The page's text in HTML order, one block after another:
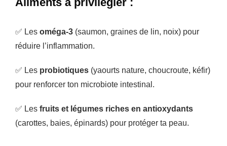
✅ Les oméga-3 (saumon, graines de lin, noix) pour
réduire l’inflammation.
✅ Les probiotiques (yaourts nature, choucroute, kéfir)
pour renforcer ton microbiote intestinal.
✅ Les fruits et légumes riches en antioxydants
(carottes, baies, épinards) pour protéger ta peau.